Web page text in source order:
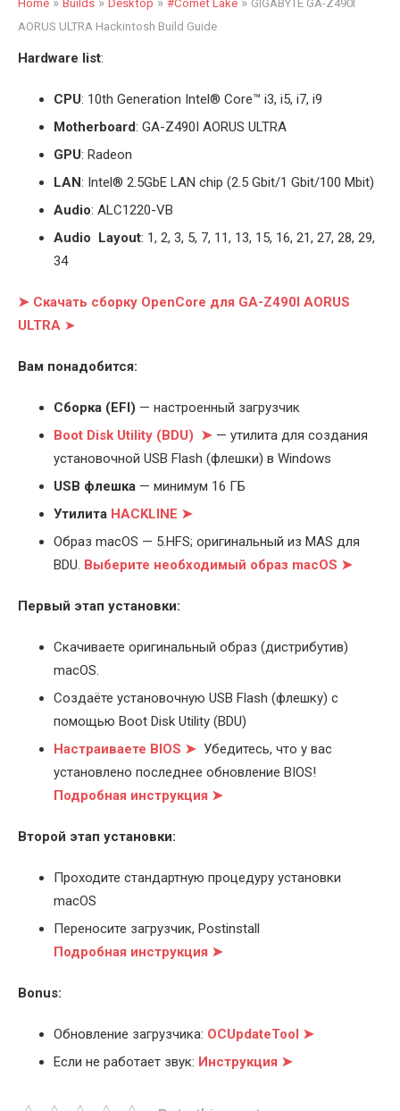
Home Builds Desktop #Comet Lake
GIGABYTE GA-Z490I
AORUS ULTRA Hackintosh Build Guide
Hardware list:
CPU: 10th Generation Intel® Core™ i3, i5, i7, i9
Motherboard: GA-Z490I AORUS ULTRA
GPU: Radeon
LAN: Intel® 2.5GbE LAN chip (2.5 Gbit/1 Gbit/100 Mbit)
Audio: ALC1220-VB
Audio Layout: 1, 2, 3, 5, 7, 11, 13, 15, 16, 21, 27, 28, 29,
34
➤ Скачать сборку OpenCore для GA-Z490I AORUS
ULTRA ➤
Вам понадобится:
Cборка (EFI) — настроенный загрузчик
Boot Disk Utility (BDU) ➤ — утилита для создания
установочной USB Flash (флешки) в Windows
USB флешка — минимум 16 ГБ
Утилита HACKLINE ➤
Образ macOS — 5.HFS; оригинальный из MAS для
BDU. Выберите необходимый образ macOS ➤
Первый этап установки:
Скачиваете оригинальный образ (дистрибутив)
macOS.
Создаёте установочную USB Flash (флешку) с
помощью Boot Disk Utility (BDU)
Настраиваете BIOS ➤ Убедитесь, что у вас
установлено последнее обновление BIOS!
Подробная инструкция ➤
Второй этап установки:
Проходите стандартную процедуру установки
macOS
Переносите загрузчик, Postinstall
Подробная инструкция ➤
Bonus:
Обновление загрузчика: OCUpdateTool ➤
Если не работает звук: Инструкция ➤